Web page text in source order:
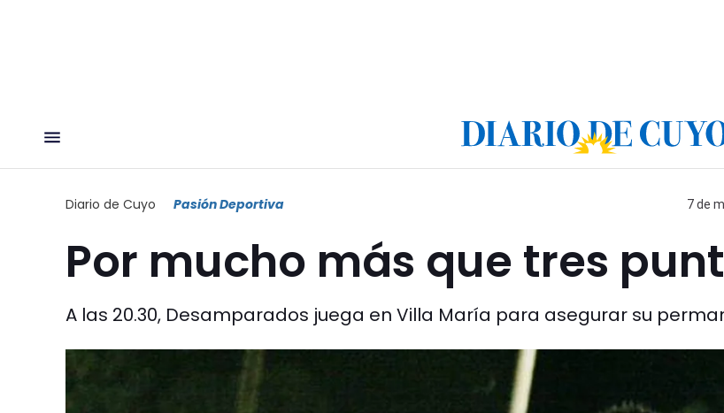
Diario de Cuyo Pasión Deportiva 7 de
Por mucho más que tres
A las 20.30, Desamparados juega en Villa María para asegurar su